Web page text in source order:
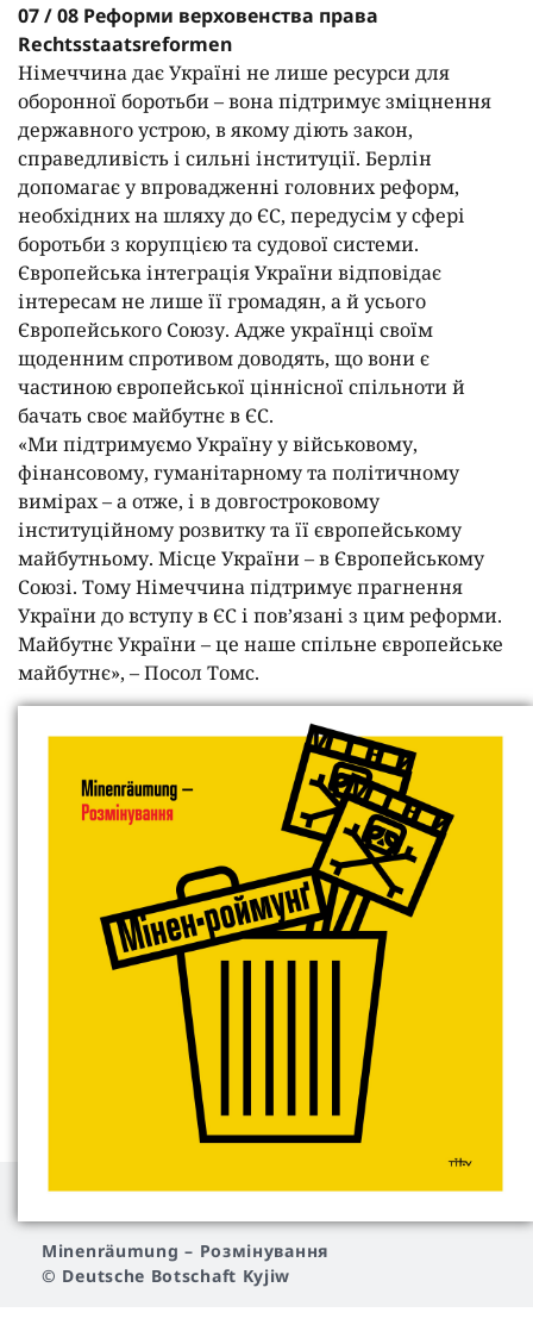
07 / 08 Реформи верховенства права
Rechtsstaatsreformen
Німеччина дає Україні не лише ресурси для
оборонної боротьби – вона підтримує зміцнення
державного устрою, в якому діють закон,
справедливість і сильні інституції. Берлін
допомагає у впровадженні головних реформ,
необхідних на шляху до ЄС, передусім у сфері
боротьби з корупцією та судової системи.
Європейська інтеграція України відповідає
інтересам не лише її громадян, а й усього
Європейського Союзу. Адже українці своїм
щоденним спротивом доводять, що вони є
частиною європейської ціннісної спільноти й
бачать своє майбутнє в ЄС.
«Ми підтримуємо Україну у військовому,
фінансовому, гуманітарному та політичному
вимірах – а отже, і в довгостроковому
інституційному розвитку та її європейському
майбутньому. Місце України – в Європейському
Союзі. Тому Німеччина підтримує прагнення
України до вступу в ЄС і пов’язані з цим реформи.
Майбутнє України – це наше спільне європейське
майбутнє», – Посол Томс.
Minenräumung– Розмінування
© Deutsche Botschaft Kyjiw